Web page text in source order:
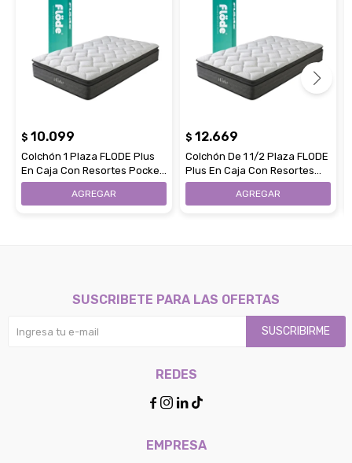
$ 10.099
Colchón 1 Plaza FLODE Plus
En Caja Con Resortes Pocket
90 x 190 x 30
$ 12.669
Colchón De 1 1/2 Plaza FLODE
Plus En Caja Con Resortes
Pocket 120 x 190 x 30
EMPRESA
SUSCRIBETE PARA LAS OFERTAS
SUSCRIBIRME
REDES
   